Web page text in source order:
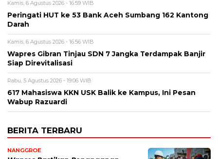
Kamis, 6 Agustus 2026 - 16:59 WIB
Peringati HUT ke 53 Bank Aceh Sumbang 162 Kantong
Darah
Kamis, 6 Agustus 2026 - 16:56 WIB
Wapres Gibran Tinjau SDN 7 Jangka Terdampak Banjir
Siap Direvitalisasi
Rabu, 5 Agustus 2026 - 19:06 WIB
617 Mahasiswa KKN USK Balik ke Kampus, Ini Pesan
Wabup Razuardi
BERITA TERBARU
NANGGROE